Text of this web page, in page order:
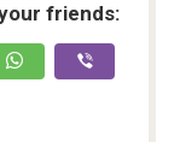
friends: